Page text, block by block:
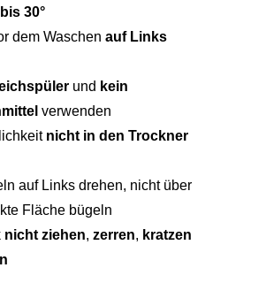
bis 30°
dem Waschen auf Links
und kein
verwenden
nicht in den Trockner
auf Links drehen, nicht über
Fläche bügeln
nicht ziehen, zerren, kratzen